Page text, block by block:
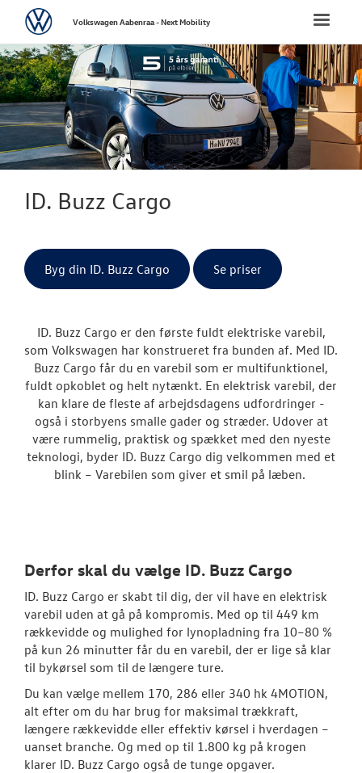
FORSIDE
NYE
NYE VAREBILER
Finansiering
ID. Buzz
Caddy Cargo
Vans
Crafter
Transporter
Book en
Byg din
Forsikring
Garanti
Toggle
VolkswagenVolkswagen Aabenraa - Next Mobility
ID. Buzz Cargo
Byg din ID. Buzz Cargo Se priser
ID. Buzz Cargo er den første fuldt elektriske varebil,
som Volkswagen har konstrueret fra bunden af. Med ID.
Buzz Cargo får du en varebil som er multifunktionel,
fuldt opkoblet og helt nytænkt. En elektrisk varebil, der
kan klare de fleste af arbejdsdagens udfordringer -
også i storbyens smalle gader og stræder. Udover at
være rummelig, praktisk og spækket med den nyeste
teknologi, byder ID. Buzz Cargo dig velkommen med et
blink – Varebilen som giver et smil på læben.
Derfor skal du vælge ID. Buzz Cargo
ID. Buzz Cargo er skabt til dig, der vil have en elektrisk
varebil uden at gå på kompromis. Med op til 449 km
rækkevidde og mulighed for lynopladning fra 10–80 %
på kun 26 minutter får du en varebil, der er lige så klar
til bykørsel som til de længere ture.
Du kan vælge mellem 170, 286 eller 340 hk 4MOTION,
alt efter om du har brug for maksimal trækkraft,
længere rækkevidde eller effektiv kørsel i hverdagen –
uanset branche. Og med op til 1.800 kg på krogen
klarer ID. Buzz Cargo også de tunge opgaver.